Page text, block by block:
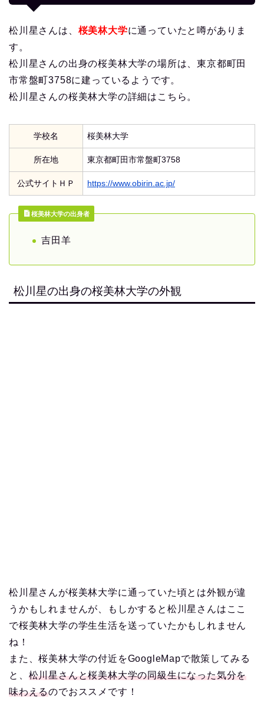
松川星さんは、 桜美林大学に通っていたと噂がありま
す。
松川星さんの出身の桜美林大学の場所は、東京都町田
市常盤町3758に建っているようです。
松川星さんの桜美林大学の詳細はこちら。
学校名 桜美林大学
所在地 東京都町田市常盤町3758
公式サイトＨＰ https://www.obirin.ac.jp/
桜美林大学の出身者
吉田羊
松川星の出身の桜美林大学の外観
松川星さんが桜美林大学に通っていた頃とは外観が違
うかもしれませんが、もしかすると松川星さんはここ
で桜美林大学の学生生活を送っていたかもしれません
ね！
また、桜美林大学の付近をGoogleMapで散策してみる
と、 松川星さんと桜美林大学の同級生になった気分を
味わえるのでおススメです！